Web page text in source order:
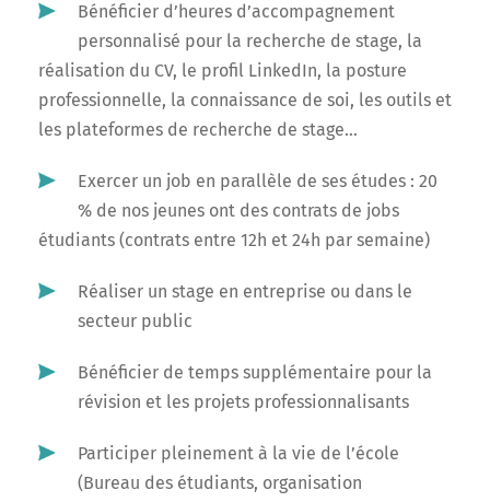
Bénéficier d’heures d’accompagnement
personnalisé pour la recherche de stage, la
réalisation du CV, le profil LinkedIn, la posture
professionnelle, la connaissance de soi, les outils et
les plateformes de recherche de stage…
Exercer un job en parallèle de ses études : 20
% de nos jeunes ont des contrats de jobs
étudiants (contrats entre 12h et 24h par semaine)
Réaliser un stage en entreprise ou dans le
secteur public
Bénéficier de temps supplémentaire pour la
révision et les projets professionnalisants
Participer pleinement à la vie de l’école
(Bureau des étudiants, organisation